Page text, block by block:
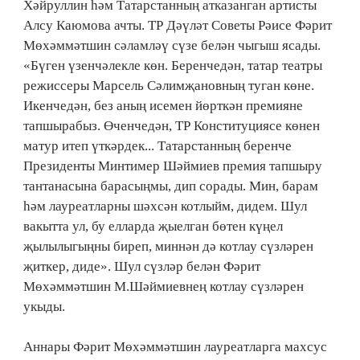
Хәйруллин һәм Татарстанның атказанган артисты
Алсу Каюмова ачты. ТР Дәүләт Советы Рәисе Фәрит
Мөхәммәтшин сәламләү сүзе белән чыгыш ясады.
«Бүген үзенчәлекле көн. Беренчедән, татар театры
режиссеры Марсель Сәлимҗановның туган көне.
Икенчедән, без аның исемен йөрткән премияне
тапшырабыз. Өченчедән, ТР Конституциясе көнен
матур итеп үткәрдек... Татарстанның беренче
Президенты Минтимер Шәймиев премия тапшыру
тантанасына барасыңмы, дип сорады. Мин, барам
һәм лауреатларны шәхсән котлыйм, дидем. Шул
вакытта ул, бу елларда җыелган бөтен күңел
җылылыгыңны биреп, миннән дә котлау сүзләрен
җиткер, диде». Шул сүзләр белән Фәрит
Мөхәммәтшин М.Шәймиевнең котлау сүзләрен
укыды.
Аннары Фәрит Мөхәммәтшин лауреатларга махсус